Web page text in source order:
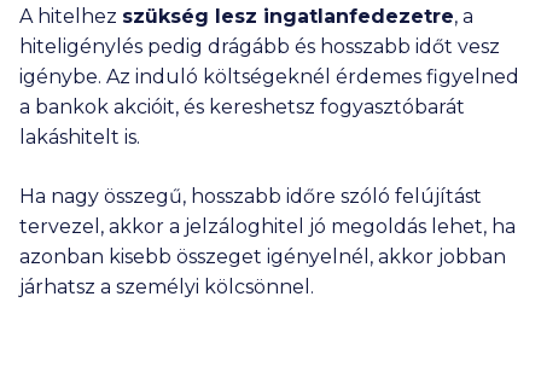
A hitelhez szükség lesz ingatlanfedezetre, a
hiteligénylés pedig drágább és hosszabb időt vesz
igénybe. Az induló költségeknél érdemes figyelned
a bankok akcióit, és kereshetsz fogyasztóbarát
lakáshitelt is.
Ha nagy összegű, hosszabb időre szóló felújítást
tervezel, akkor a jelzáloghitel jó megoldás lehet, ha
azonban kisebb összeget igényelnél, akkor jobban
járhatsz a személyi kölcsönnel.